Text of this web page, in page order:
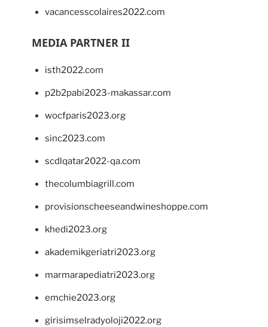
vacancesscolaires2022.com
MEDIA PARTNER II
isth2022.com
p2b2pabi2023-makassar.com
wocfparis2023.org
sinc2023.com
scdlqatar2022-qa.com
thecolumbiagrill.com
provisionscheeseandwineshoppe.com
khedi2023.org
akademikgeriatri2023.org
marmarapediatri2023.org
emchie2023.org
girisimselradyoloji2022.org